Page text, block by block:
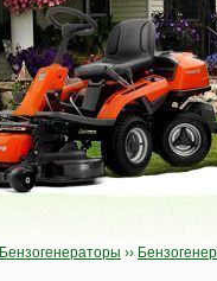
Бензогенераторы ››